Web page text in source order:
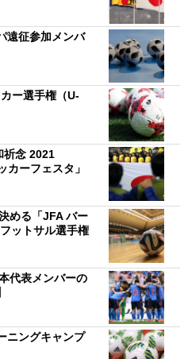
遠征参加メンバ
ー選手権（U-
祈念 2021
ーフェスタ」
める「JFA バー
ットサル選手権
代表メンバーの
ニングキャンプ